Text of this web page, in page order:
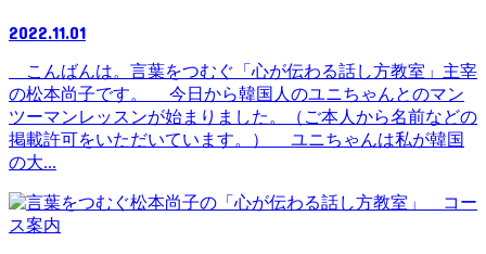
2022.11.01
こんばんは。言葉をつむぐ「心が伝わる話し方教室」主宰
の松本尚子です。 今日から韓国人のユニちゃんとのマン
ツーマンレッスンが始まりました。（ご本人から名前などの
掲載許可をいただいています。） ユニちゃんは私が韓国
の大...